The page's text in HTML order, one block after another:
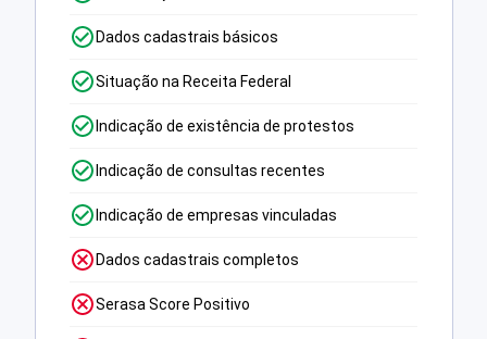
Dados cadastrais básicos
Situação na Receita Federal
Indicação de existência de protestos
Indicação de consultas recentes
Indicação de empresas vinculadas
Dados cadastrais completos
Serasa Score Positivo